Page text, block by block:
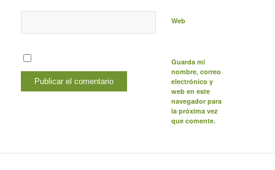
Web
Guarda mi
nombre, correo
electrónico y
web en este
navegador para
la próxima vez
que comente.